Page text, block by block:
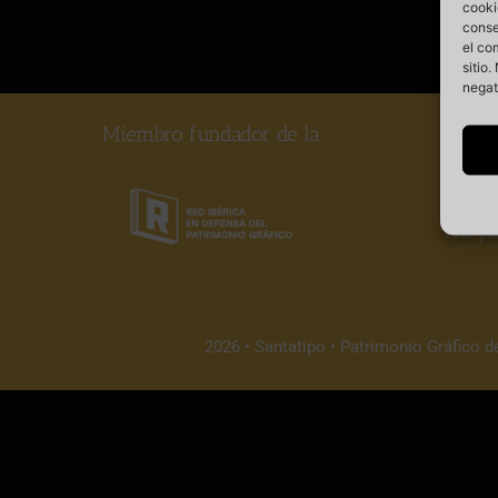
el
sitio.
Miembro fundador de la
vela
2026 • Santatipo • Patrimonio Gráfico